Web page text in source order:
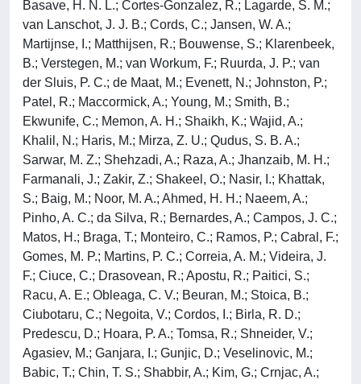
Basave, H. N. L.; Cortes-Gonzalez, R.; Lagarde, S. M.;
van Lanschot, J. J. B.; Cords, C.; Jansen, W. A.;
Martijnse, I.; Matthijsen, R.; Bouwense, S.; Klarenbeek,
B.; Verstegen, M.; van Workum, F.; Ruurda, J. P.; van
der Sluis, P. C.; de Maat, M.; Evenett, N.; Johnston, P.;
Patel, R.; Maccormick, A.; Young, M.; Smith, B.;
Ekwunife, C.; Memon, A. H.; Shaikh, K.; Wajid, A.;
Khalil, N.; Haris, M.; Mirza, Z. U.; Qudus, S. B. A.;
Sarwar, M. Z.; Shehzadi, A.; Raza, A.; Jhanzaib, M. H.;
Farmanali, J.; Zakir, Z.; Shakeel, O.; Nasir, I.; Khattak,
S.; Baig, M.; Noor, M. A.; Ahmed, H. H.; Naeem, A.;
Pinho, A. C.; da Silva, R.; Bernardes, A.; Campos, J. C.;
Matos, H.; Braga, T.; Monteiro, C.; Ramos, P.; Cabral, F.;
Gomes, M. P.; Martins, P. C.; Correia, A. M.; Videira, J.
F.; Ciuce, C.; Drasovean, R.; Apostu, R.; Paitici, S.;
Racu, A. E.; Obleaga, C. V.; Beuran, M.; Stoica, B.;
Ciubotaru, C.; Negoita, V.; Cordos, I.; Birla, R. D.;
Predescu, D.; Hoara, P. A.; Tomsa, R.; Shneider, V.;
Agasiev, M.; Ganjara, I.; Gunjic, D.; Veselinovic, M.;
Babic, T.; Chin, T. S.; Shabbir, A.; Kim, G.; Crnjac, A.;